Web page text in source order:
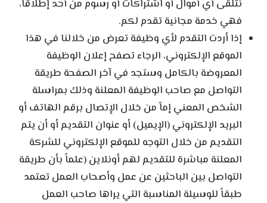
نتلقى أي أموال أو اشتراكات أو رسوم من أحد إطلاقاً،
فهي خدمة مجانية تقدم لكم.
إذا أردت التقدم لأي وظيفة تعرض من خلالنا في هذا
الموقع الإلكتروني، الرجاء تصفح إعلان الوظيفة
المعروضة بالكامل وستجد في آخر الصفحة طريقة
التواصل مع صاحب الوظيفة المعلنة وذلك بمراسلة
الشخص المعني إماّ من خلال الإتصال برقم الهاتف أو
البريد الإلكتروني (الإيميل) أو عنوان التقديم أو أن يتم
التقديم من خلال التوجه للموقع الإلكتروني للشركة
المعلنة مباشرة للتقديم لهم أونلاين (علماً بأن طريقة
التواصل بين الباحثين عن عمل وأصحاب العمل تعتمد
طبقاً للوسيلة المناسبة التي يراها صاحب العمل